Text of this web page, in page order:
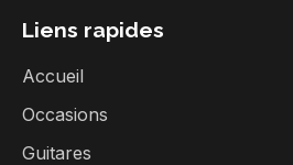
Liens rapides
Accueil
Occasions
Guitares